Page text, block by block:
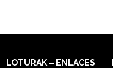
LOTURAK – ENLACES